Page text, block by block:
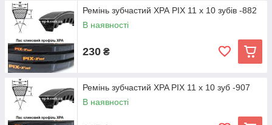
Ремінь зубчастий ХРА PIX 11 х 10 зубів -882
В наявності
230 ₴
Ремінь зубчастий XPA PIX 11 х 10 зуб -907
В наявності